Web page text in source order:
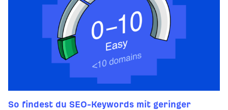
So findest du SEO-Keywords mit geringer